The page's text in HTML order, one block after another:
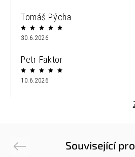
Tomáš Pýcha
30.6.2026
Petr Faktor
10.6.2026
Související
Previous